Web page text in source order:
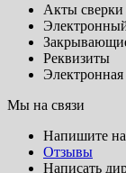
Акты сверки
Реквизиты
Мы на связи
Напишите
Отзывы
Написать